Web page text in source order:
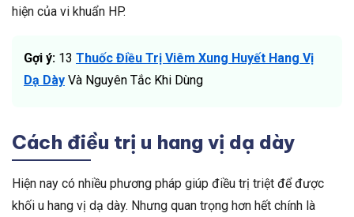
hiện của vi khuẩn HP.
Gợi ý: 13 Thuốc Điều Trị Viêm Xung Huyết Hang Vị
Dạ Dày Và Nguyên Tắc Khi Dùng
Cách điều trị u hang vị dạ dày
Hiện nay có nhiều phương pháp giúp điều trị triệt để được
khối u hang vị dạ dày. Nhưng quan trọng hơn hết chính là